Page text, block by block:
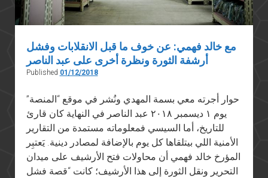
مع خالد فهمي: عن خوف ما قبل الانقلابات وفشل
أرشفة الثورة ونظرة أخرى على عبد الناصر
Published 01/12/2018
حوار أجرته معي بسمة المهدي ونُشر في موقع “المنصة”
يوم ١ ديسمبر ٢٠١٨ عبد الناصر في النهایة كان قارئ
للتاريخ، أما السیسي فمعلوماته مستمدة من التقارير
الأمنية اللي بيتلقاها كل يوم بالإضافة لمصادر دينية. يَعتبِر
المؤرخ خالد فهمي أن محاولات فتح الأرشيف على ميدان
التحرير ونقل الثورة إلى هذا الأرشيف؛ كانت “قصة فشل